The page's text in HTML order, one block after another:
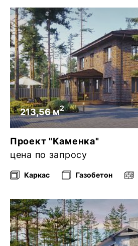
213,56 м2
Проект "Каменка"
цена по запросу
Каркас Газобетон